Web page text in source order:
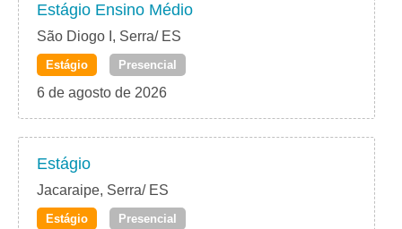
Estágio Ensino Médio
São Diogo I, Serra/ ES
Estágio Presencial
6 de agosto de 2026
Estágio
Jacaraipe, Serra/ ES
Estágio Presencial